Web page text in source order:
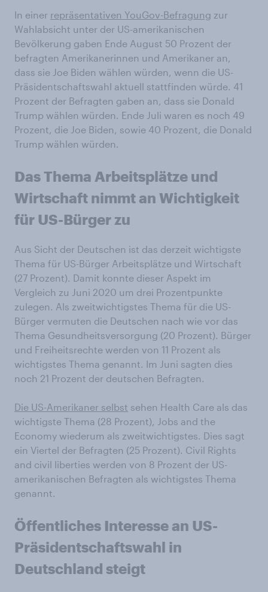
In einer repräsentativen YouGov-Befragung zur
Wahlabsicht unter der US-amerikanischen
Bevölkerung gaben Ende August 50 Prozent der
befragten Amerikanerinnen und Amerikaner an,
dass sie Joe Biden wählen würden, wenn die US-
Präsidentschaftswahl aktuell stattfinden würde. 41
Prozent der Befragten gaben an, dass sie Donald
Trump wählen würden. Ende Juli waren es noch 49
Prozent, die Joe Biden, sowie 40 Prozent, die Donald
Trump wählen würden.
Das Thema Arbeitsplätze und
Wirtschaft nimmt an Wichtigkeit
für US-Bürger zu
Aus Sicht der Deutschen ist das derzeit wichtigste
Thema für US-Bürger Arbeitsplätze und Wirtschaft
(27 Prozent). Damit konnte dieser Aspekt im
Vergleich zu Juni 2020 um drei Prozentpunkte
zulegen. Als zweitwichtigstes Thema für die US-
Bürger vermuten die Deutschen nach wie vor das
Thema Gesundheitsversorgung (20 Prozent). Bürger
und Freiheitsrechte werden von 11 Prozent als
wichtigstes Thema genannt. Im Juni sagten dies
noch 21 Prozent der deutschen Befragten.
Die US-Amerikaner selbst sehen Health Care als das
wichtigste Thema (28 Prozent), Jobs and the
Economy wiederum als zweitwichtigstes. Dies sagt
ein Viertel der Befragten (25 Prozent). Civil Rights
and civil liberties werden von 8 Prozent der US-
amerikanischen Befragten als wichtigstes Thema
genannt.
Öffentliches Interesse an US-
Präsidentschaftswahl in
Deutschland steigt